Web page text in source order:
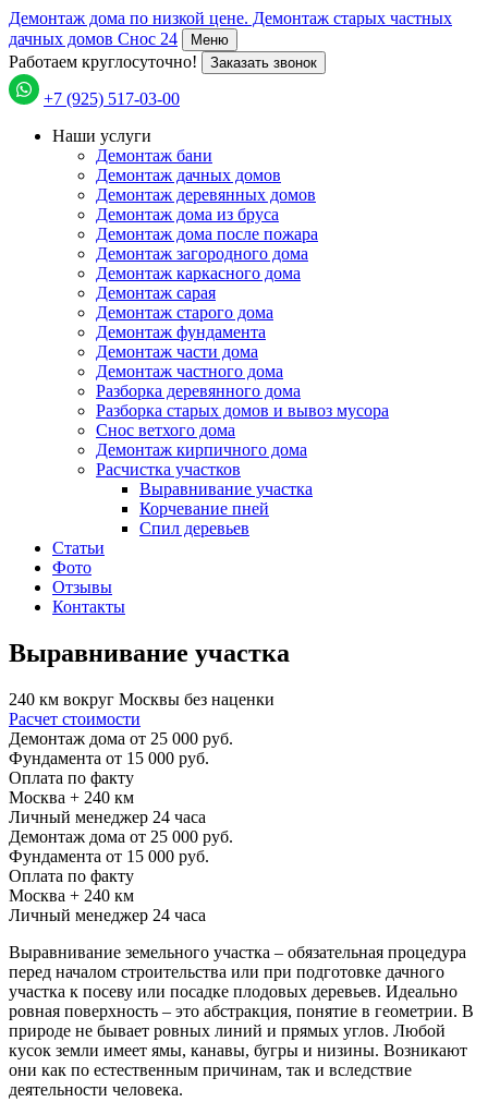
Демонтаж дома по низкой цене. Демонтаж старых частных
дачных домов Снос 24
Меню
Работаем круглосуточно! Заказать звонок
+7 (925) 517-03-00
Наши услуги
Демонтаж бани
Демонтаж дачных домов
Демонтаж деревянных домов
Демонтаж дома из бруса
Демонтаж дома после пожара
Демонтаж загородного дома
Демонтаж каркасного дома
Демонтаж сарая
Демонтаж старого дома
Демонтаж фундамента
Демонтаж части дома
Демонтаж частного дома
Разборка деревянного дома
Разборка старых домов и вывоз мусора
Снос ветхого дома
Демонтаж кирпичного дома
Расчистка участков
Выравнивание участка
Корчевание пней
Спил деревьев
Статьи
Фото
Отзывы
Контакты
Выравнивание участка
240 км вокруг Москвы без наценки
Расчет стоимости
Демонтаж дома от 25 000 руб.
Фундамента от 15 000 руб.
Оплата по факту
Москва + 240 км
Личный менеджер 24 часа
Демонтаж дома от 25 000 руб.
Фундамента от 15 000 руб.
Оплата по факту
Москва + 240 км
Личный менеджер 24 часа
Выравнивание земельного участка – обязательная процедура
перед началом строительства или при подготовке дачного
участка к посеву или посадке плодовых деревьев. Идеально
ровная поверхность – это абстракция, понятие в геометрии. В
природе не бывает ровных линий и прямых углов. Любой
кусок земли имеет ямы, канавы, бугры и низины. Возникают
они как по естественным причинам, так и вследствие
деятельности человека.